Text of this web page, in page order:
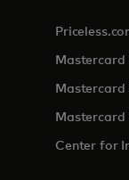
Mastercard
Mastercard
Center for